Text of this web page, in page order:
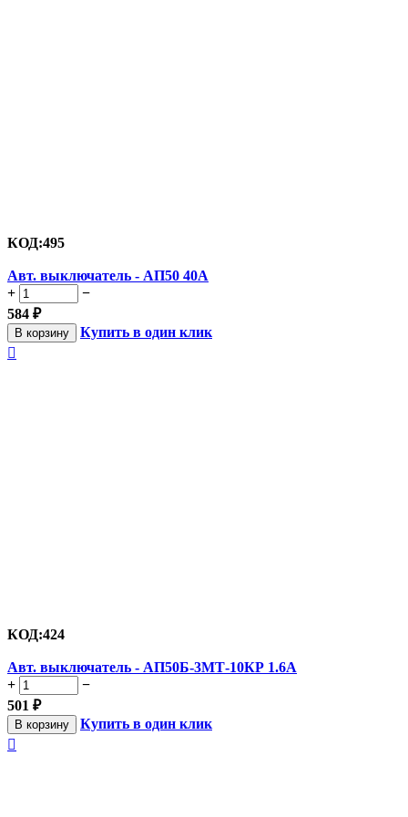
КОД:495
Авт. выключатель - АП50 40А
+
−
584 ₽
В корзину
Купить в один клик

КОД:424
Авт. выключатель - АП50Б-3МТ-10КР 1.6А
+
−
501 ₽
В корзину
Купить в один клик
